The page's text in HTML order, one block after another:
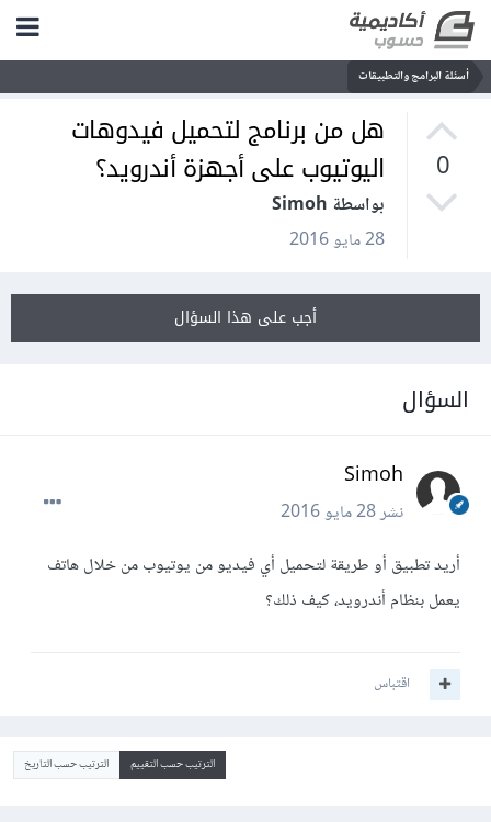
أسئلة البرامج والتطبيقات
0
هل من برنامج لتحميل فيدوهات
اليوتيوب على أجهزة أندرويد؟
بواسطة Simoh
28 مايو 2016
أجب على هذا السؤال
السؤال
Simoh
نشر28 مايو 2016
أريد تطبيق أو طريقة لتحميل أي فيديو من يوتيوب من خلال هاتف
يعمل بنظام أندرويد، كيف ذلك؟
اقتباس
الترتيب حسب التقييم الترتيب حسب التاريخ